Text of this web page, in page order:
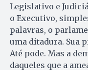
Legislativo e
o Executivo,
palavras, o
uma ditadura. Sua
Até pode. Mas a
daqueles que a